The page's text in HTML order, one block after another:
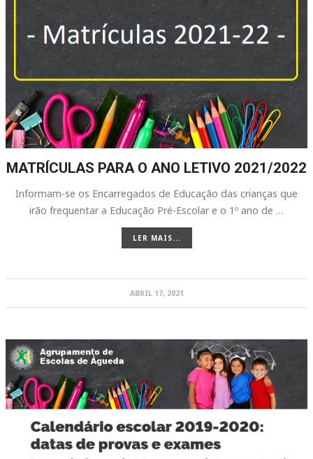
MATRÍCULAS PARA O ANO LETIVO 2021/2022
Informam-se os Encarregados de Educação das crianças que
irão frequentar a Educação Pré-Escolar e o 1º ano de …
LER MAIS...
ABRIL 17, 2021